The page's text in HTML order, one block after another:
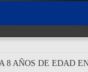
8 AÑOS DE EDAD